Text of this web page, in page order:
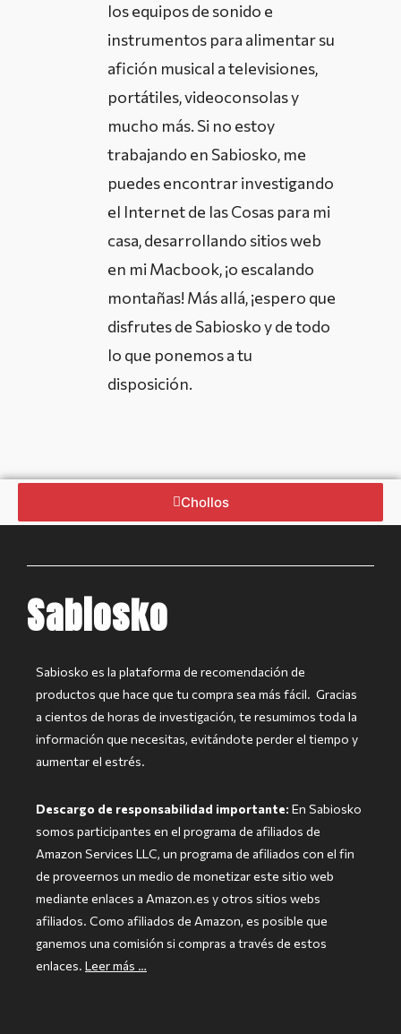
los equipos de sonido e
instrumentos para alimentar su
afición musical a televisiones,
portátiles, videoconsolas y
mucho más. Si no estoy
trabajando en Sabiosko, me
puedes encontrar investigando
el Internet de las Cosas para mi
casa, desarrollando sitios web
en mi Macbook, ¡o escalando
montañas! Más allá, ¡espero que
disfrutes de Sabiosko y de todo
lo que ponemos a tu
disposición.
Chollos
Sabiosko
Sabiosko es la plataforma de recomendación de
productos que hace que tu compra sea más fácil. Gracias
a cientos de horas de investigación, te resumimos toda la
información que necesitas, evitándote perder el tiempo y
aumentar el estrés.
Descargo de responsabilidad importante: En Sabiosko
somos participantes en el programa de afiliados de
Amazon Services LLC, un programa de afiliados con el fin
de proveernos un medio de monetizar este sitio web
mediante enlaces a Amazon.es y otros sitios webs
afiliados. Como afiliados de Amazon, es posible que
ganemos una comisión si compras a través de estos
enlaces. Leer más …